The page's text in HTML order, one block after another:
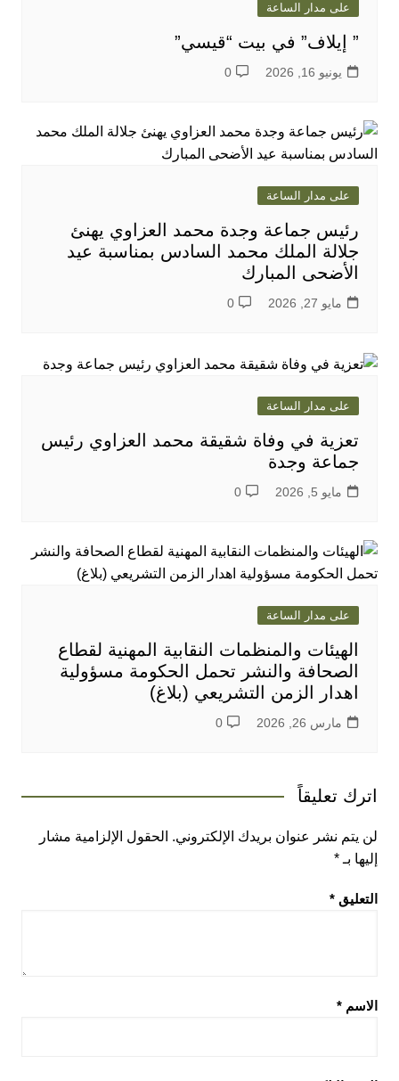
على مدار الساعة
” إيلاف” في بيت “قيسي”
يونيو 16, 2026 0
على مدار الساعة
رئيس جماعة وجدة محمد العزاوي يهنئ
جلالة الملك محمد السادس بمناسبة عيد
الأضحى المبارك
مايو 27, 2026 0
على مدار الساعة
تعزية في وفاة شقيقة محمد العزاوي رئيس
جماعة وجدة
مايو 5, 2026 0
على مدار الساعة
الهيئات والمنظمات النقابية المهنية لقطاع
الصحافة والنشر تحمل الحكومة مسؤولية
اهدار الزمن التشريعي (بلاغ)
مارس 26, 2026 0
اترك تعليقاً
لن يتم نشر عنوان بريدك الإلكتروني. الحقول الإلزامية مشار
إليها بـ *
التعليق *
الاسم *